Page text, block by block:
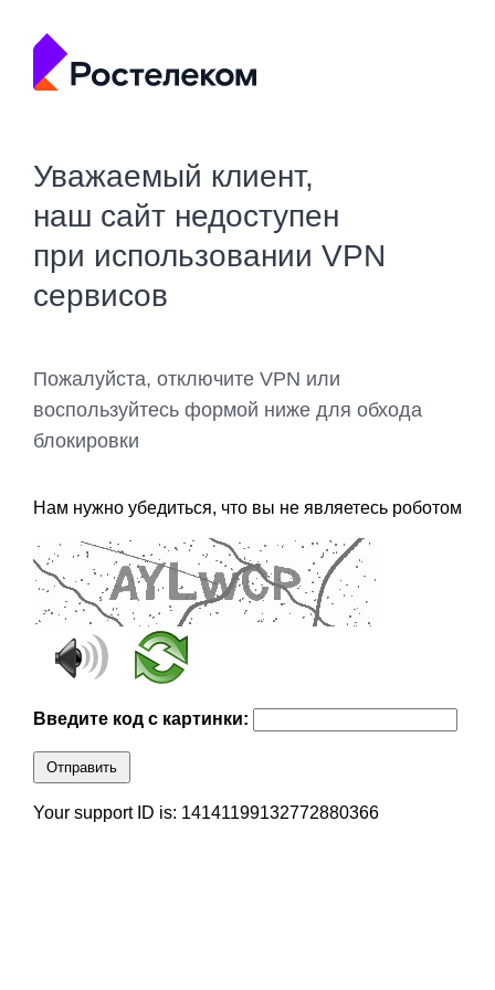
Уважаемый клиент,
наш сайт недоступен
при использовании VPN
сервисов
Пожалуйста, отключите VPN или
воспользуйтесь формой ниже для обхода
блокировки
Нам нужно убедиться, что вы не являетесь роботом
Введите код с картинки:
Отправить
Your support ID is: 14141199132772880366